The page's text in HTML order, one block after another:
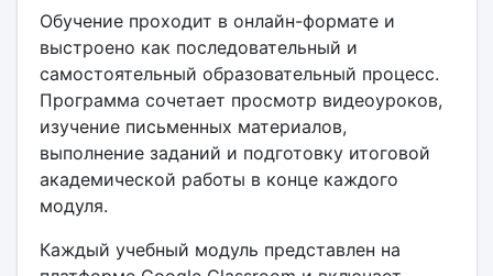
Обучение проходит в онлайн-формате и
выстроено как последовательный и
самостоятельный образовательный процесс.
Программа сочетает просмотр видеоуроков,
изучение письменных материалов,
выполнение заданий и подготовку итоговой
академической работы в конце каждого
модуля.
Каждый учебный модуль представлен на